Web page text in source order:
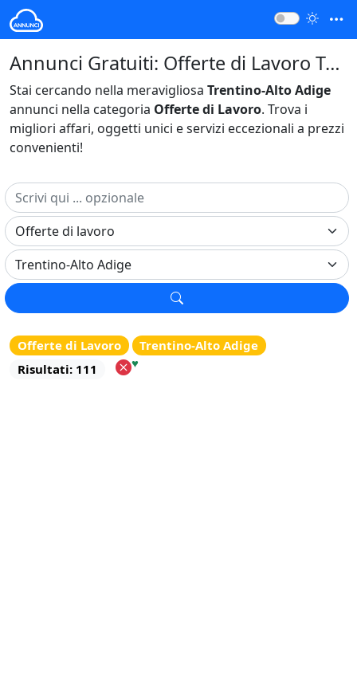
Annunci Gratuiti: Offerte di Lavoro Trentino-Alto Adige Italia
Stai cercando nella meravigliosa Trentino-Alto Adige
annunci nella categoria Offerte di Lavoro. Trova i
migliori affari, oggetti unici e servizi eccezionali a prezzi
convenienti!
Offerte di Lavoro
Trentino-Alto Adige
Risultati: 111
♥